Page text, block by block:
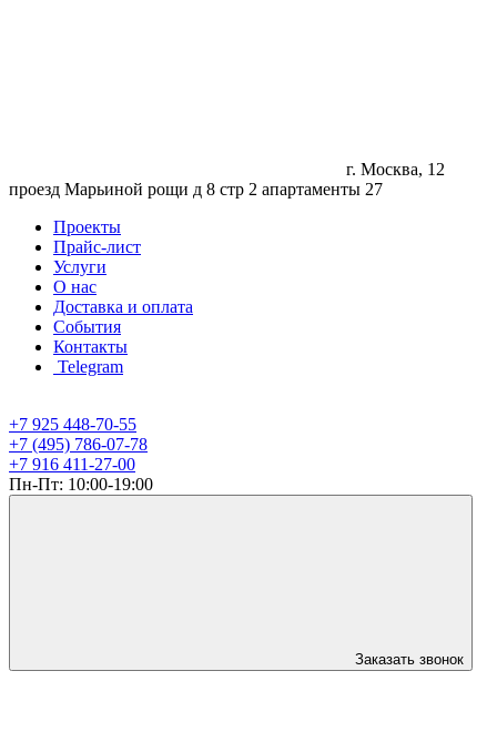
г. Москва, 12
проезд Марьиной рощи д 8 стр 2 апартаменты 27
Проекты
Прайс-лист
Услуги
О нас
Доставка и оплата
События
Контакты
Telegram
+7 925 448-70-55
+7 (495) 786-07-78
+7 916 411-27-00
Пн-Пт: 10:00-19:00
Заказать звонок